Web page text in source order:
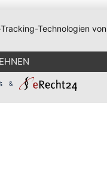
Technologien
&